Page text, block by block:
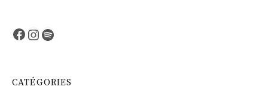
Facebook
Instagram
Spotify
CATÉGORIES